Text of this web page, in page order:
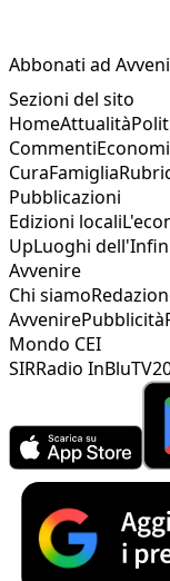
Abbonati ad
Sezioni del sito
HomeAttualità
Commenti
CuraFamiglia
Pubblicazioni
Edizioni locali
UpLuoghi
Avvenire
Chi siamo
AvvenirePubblicità
Mondo CEI
SIRRadio InBlu